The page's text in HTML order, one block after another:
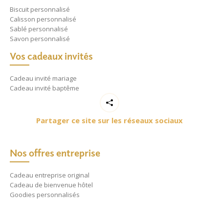
Biscuit personnalisé
Calisson personnalisé
Sablé personnalisé
Savon personnalisé
Vos cadeaux invités
Cadeau invité mariage
Cadeau invité baptême
Partager ce site sur les réseaux sociaux
Nos offres entreprise
Cadeau entreprise original
Cadeau de bienvenue hôtel
Goodies personnalisés